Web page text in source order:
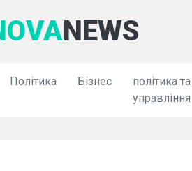
NEWS
Політика Бізнес
політика
управління